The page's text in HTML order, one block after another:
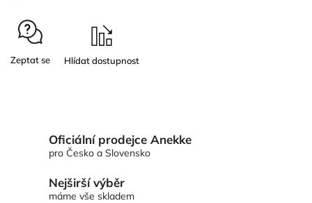
Zeptat se
Oficiální prodejce Anekke
pro Česko a Slovensko
Nejširší výběr
máme vše skladem